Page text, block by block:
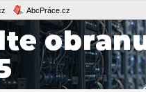
AbcPráce.cz